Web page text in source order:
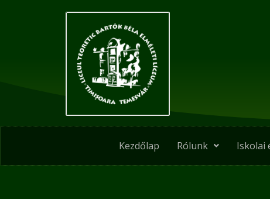
Kezdőlap Rólunk Iskolai